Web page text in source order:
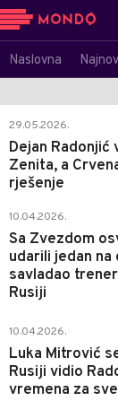
Naslovna
29.05.2026.
Dejan
Zenita, a
rješenje
10.04.2026.
Sa Zvezdom
udarili jedan
savladao
Rusiji
10.04.2026.
Luka Mitrović
Rusiji vidio
vremena za